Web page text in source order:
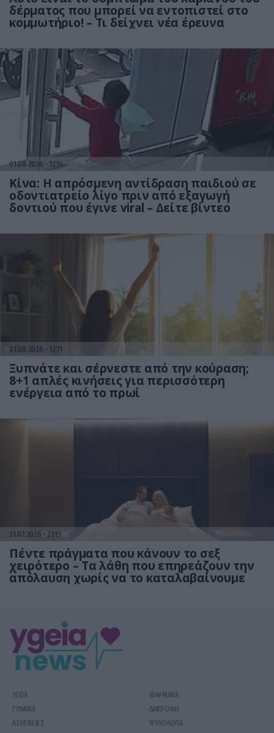
δέρματος που μπορεί να εντοπιστεί στο
κομμωτήριο! – Τι δείχνει νέα έρευνα
01.08.2026 12:14
Κίνα: Η απρόσμενη αντίδραση παιδιού σε
οδοντιατρείο λίγο πριν από εξαγωγή
δοντιού που έγινε viral – Δείτε βίντεο
01.08.2026 12:11
Ξυπνάτε και σέρνεστε από την κούραση;
8+1 απλές κινήσεις για περισσότερη
ενέργεια από το πρωί
31.07.2026 21:13
Πέντε πράγματα που κάνουν το σεξ
χειρότερο – Τα λάθη που επηρεάζουν την
απόλαυση χωρίς να το καταλαβαίνουμε
ΥΓΕΙΑ
ΦΑΡΜΑΚΑ
ΓΥΝΑΙΚΑ
ΔΙΑΤΡΟΦΗ
ΑΣΘΕΝΕΙΕΣ
ΨΥΧΟΛΟΓΙΑ